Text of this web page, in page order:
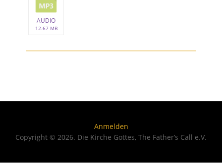
AUDIO
12.67 MB
Anmelden
Copyright © 2026. Die Kirche Gottes, The Father’s Call e.V.